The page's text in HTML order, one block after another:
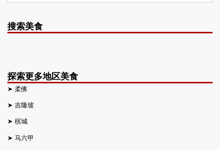
搜索美食
探索更多地区美食
➤ 柔佛
➤ 吉隆坡
➤ 槟城
➤ 马六甲